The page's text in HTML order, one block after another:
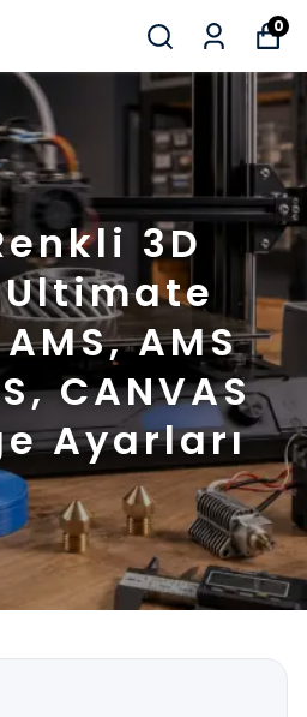
0
3D
Ultimate
AMS
CANVAS
Ayarları